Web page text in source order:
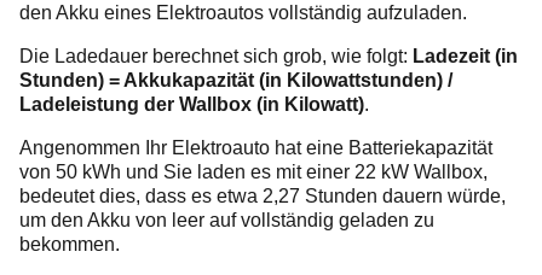
den Akku eines Elektroautos vollständig aufzuladen.
Die Ladedauer berechnet sich grob, wie folgt: Ladezeit (in
Stunden) = Akkukapazität (in Kilowattstunden) /
Ladeleistung der Wallbox (in Kilowatt).
Angenommen Ihr Elektroauto hat eine Batteriekapazität
von 50 kWh und Sie laden es mit einer 22 kW Wallbox,
bedeutet dies, dass es etwa 2,27 Stunden dauern würde,
um den Akku von leer auf vollständig geladen zu
bekommen.